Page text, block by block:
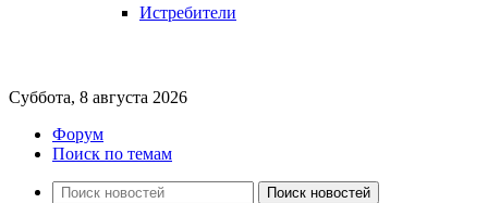
Истребители
Суббота, 8 августа 2026
Форум
Поиск по темам
Поиск новостей